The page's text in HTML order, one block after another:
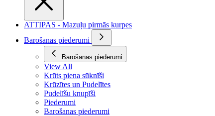
ATTIPAS - Mazuļu pirmās kurpes
Barošanas piederumi
Barošanas piederumi
View All
Krūts piena sūknīši
Krūzītes un Pudelītes
Pudelīšu knupīši
Piederumi
Barošanas piederumi